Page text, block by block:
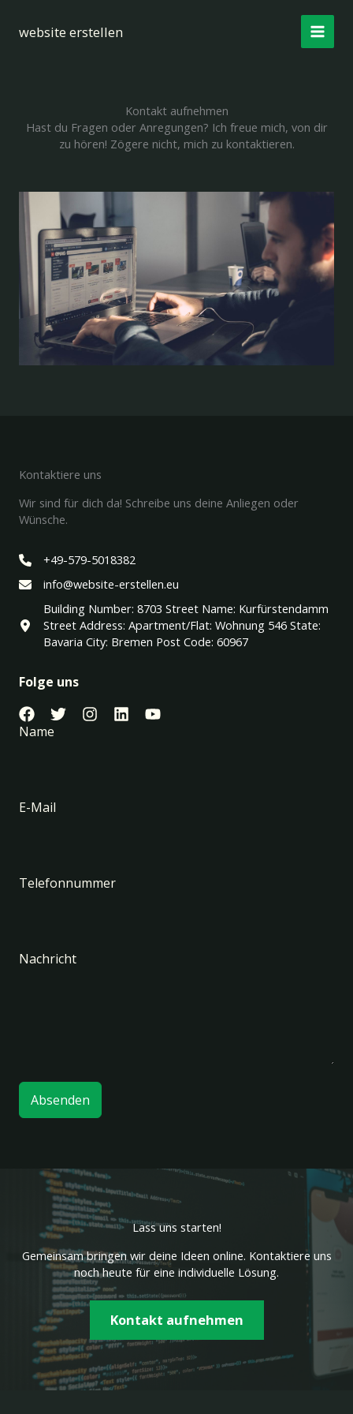
springen
website erstellen
Kontakt aufnehmen
Hast du Fragen oder Anregungen? Ich freue mich, von dir
zu hören! Zögere nicht, mich zu kontaktieren.
Kontaktiere uns
Wir sind für dich da! Schreibe uns deine Anliegen oder
Wünsche.
+49-579-5018382
info@website-erstellen.eu
Building Number: 8703 Street Name: Kurfürstendamm
Street Address: Apartment/Flat: Wohnung 546 State:
Bavaria City: Bremen Post Code: 60967
Folge uns
Name
E-Mail
Telefonnummer
Nachricht
Absenden
Lass uns starten!
Gemeinsam bringen wir deine Ideen online. Kontaktiere uns
noch heute für eine individuelle Lösung.
Kontakt aufnehmen